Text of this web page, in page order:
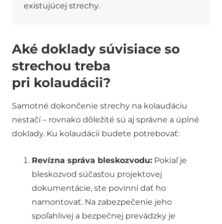
existujúcej strechy.
Aké doklady súvisiace so
strechou treba
pri kolaudácii?
Samotné dokončenie strechy na kolaudáciu
nestačí – rovnako dôležité sú aj správne a úplné
doklady. Ku kolaudácii budete potrebovať:
Revízna správa bleskozvodu: Pokiaľ je
bleskozvod súčasťou projektovej
dokumentácie, ste povinní dať ho
namontovať. Na zabezpečenie jeho
spoľahlivej a bezpečnej prevádzky je